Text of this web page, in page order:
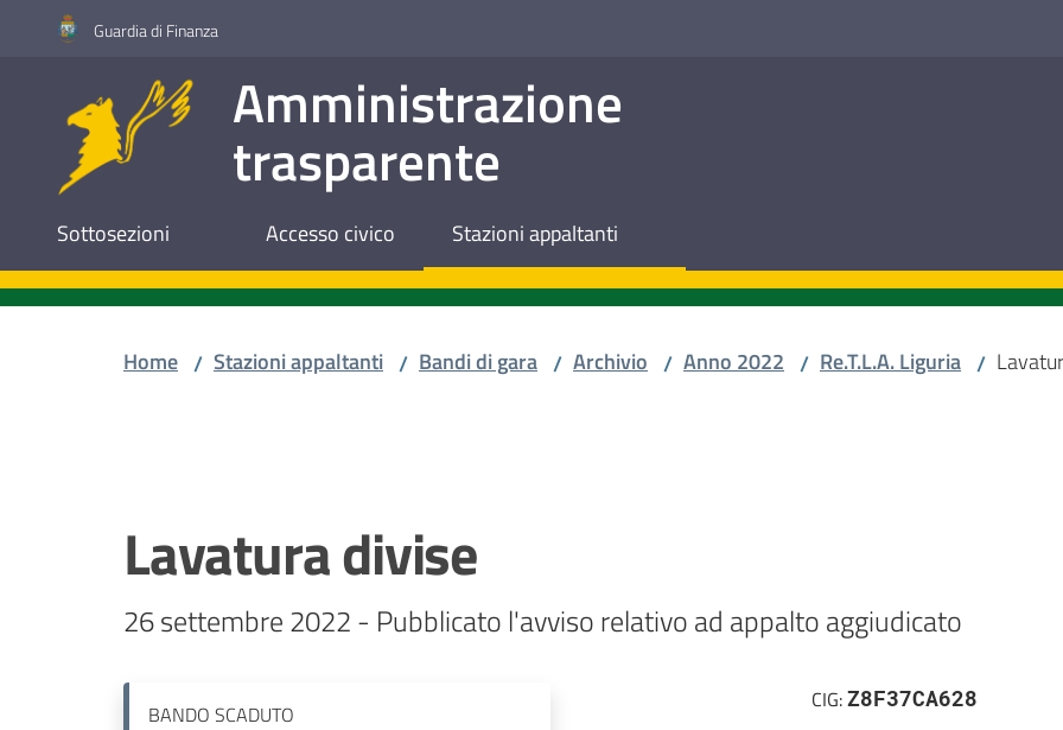
Vai al contenuto
Vai alla navigazione
Vai al footerGuardia di Finanza
Amministrazione
trasparente
Sottosezioni Accesso civico Stazioni appaltanti
Home / Stazioni appaltanti / Bandi di gara / Archivio / Anno 2022 / Re.T.L.A. Liguria /
Lavatura divise
26 settembre 2022 - Pubblicato l'avviso relativo ad appalto aggiudicato
BANDO SCADUTO
CIG:Z8F37CA628